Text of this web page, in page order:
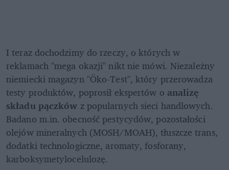
I teraz dochodzimy do rzeczy, o których w
reklamach "mega okazji" nikt nie mówi. Niezależny
niemiecki magazyn "Öko-Test", który przerowadza
testy produktów, poprosił ekspertów o analizę
składu pączków z popularnych sieci handlowych.
Badano m.in. obecność pestycydów, pozostałości
olejów mineralnych (MOSH/MOAH), tłuszcze trans,
dodatki technologiczne, aromaty, fosforany,
karboksymetylocelulozę.